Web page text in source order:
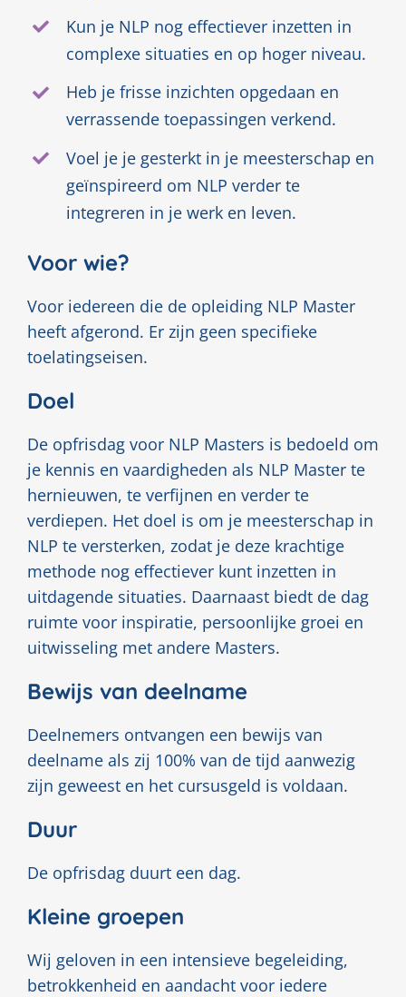
Kun je NLP nog effectiever inzetten in
complexe situaties en op hoger niveau.
Heb je frisse inzichten opgedaan en
verrassende toepassingen verkend.
Voel je je gesterkt in je meesterschap en
geïnspireerd om NLP verder te
integreren in je werk en leven.
Voor wie?
Voor iedereen die de opleiding NLP Master
heeft afgerond. Er zijn geen specifieke
toelatingseisen.
Doel
De opfrisdag voor NLP Masters is bedoeld om
je kennis en vaardigheden als NLP Master te
hernieuwen, te verfijnen en verder te
verdiepen. Het doel is om je meesterschap in
NLP te versterken, zodat je deze krachtige
methode nog effectiever kunt inzetten in
uitdagende situaties. Daarnaast biedt de dag
ruimte voor inspiratie, persoonlijke groei en
uitwisseling met andere Masters.
Bewijs van deelname
Deelnemers ontvangen een bewijs van
deelname als zij 100% van de tijd aanwezig
zijn geweest en het cursusgeld is voldaan.
Duur
De opfrisdag duurt een dag.
Kleine groepen
Wij geloven in een intensieve begeleiding,
betrokkenheid en aandacht voor iedere